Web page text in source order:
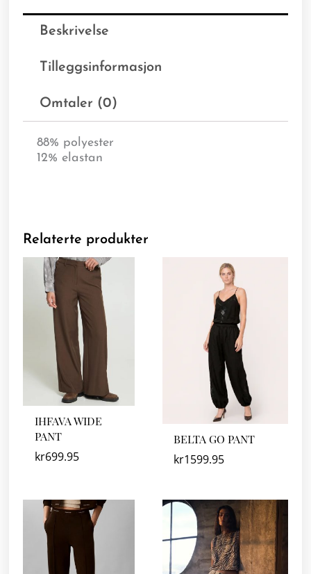
Beskrivelse
Tilleggsinformasjon
Omtaler (0)
88% polyester
12% elastan
Relaterte produkter
IHFAVA WIDE
PANT
kr699.95
BELTA GO PANT
kr1599.95